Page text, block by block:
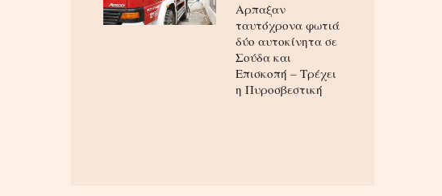
Αρπαξαν
ταυτόχρονα φωτιά
δύο αυτοκίνητα σε
Σούδα και
Επισκοπή – Τρέχει
η Πυροσβεστική